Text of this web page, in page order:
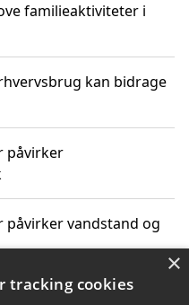
familieaktiviteter i
kan bidrage
påvirker
vandstand og
kan ændre
×
tracking cookies